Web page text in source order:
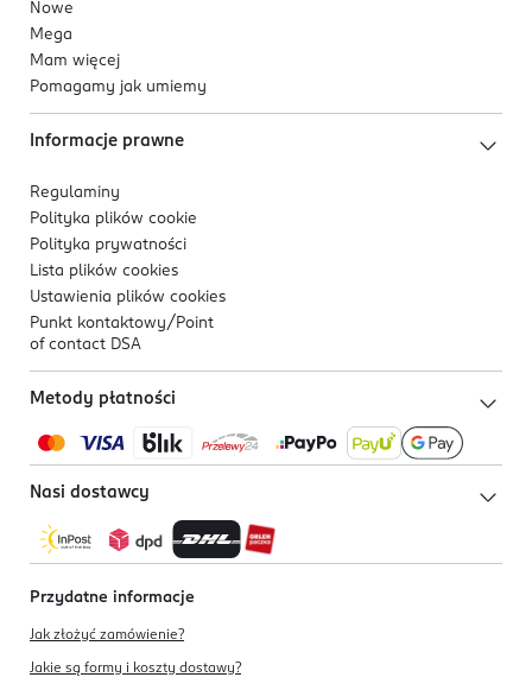
Nowe
Mega
Mam więcej
Pomagamy jak umiemy
Informacje prawne
Regulaminy
Polityka plików cookie
Polityka prywatności
Lista plików cookies
Ustawienia plików cookies
Punkt kontaktowy/ Point
of contact DSA
Metody płatności
Nasi dostawcy
Przydatne informacje
Jak złożyć zamówienie?
Jakie są formy i koszty dostawy?